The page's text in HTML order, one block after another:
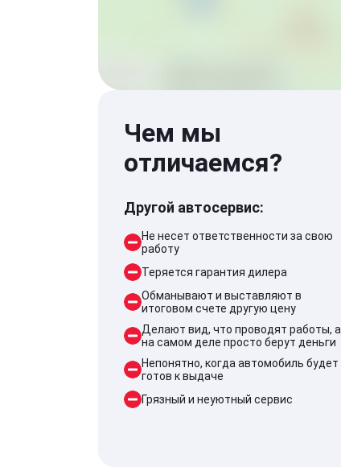
Чем мы
отличаемся?
Другой автосервис:
Не несет ответственности за свою
работу
Теряется гарантия дилера
Обманывают и выставляют в
итоговом счете другую цену
Делают вид, что проводят работы, а
на самом деле просто берут деньги
Непонятно, когда автомобиль будет
готов к выдаче
Грязный и неуютный сервис